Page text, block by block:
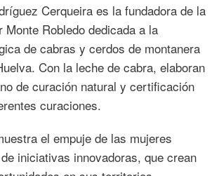
Cerqueira es la fundadora de la
Monte Robledo dedicada a la
de cabras y cerdos de montanera
Con la leche de cabra, elaboran
de curación natural y certificación
curaciones.
el empuje de las mujeres
iniciativas innovadoras, que crean